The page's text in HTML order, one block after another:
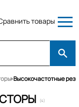
товары
Высокочастотные
(4)